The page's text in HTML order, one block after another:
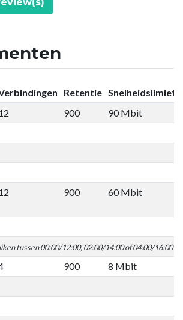
Retentie Snelheidslimiet
900 90 Mbit
900 60 Mbit
tussen 00:00/12:00, 02:00/14:00 of 04:00/16:00
900 8 Mbit